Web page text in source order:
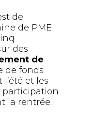
de
de PME
des
de
de fonds
et les
participation
la rentrée.